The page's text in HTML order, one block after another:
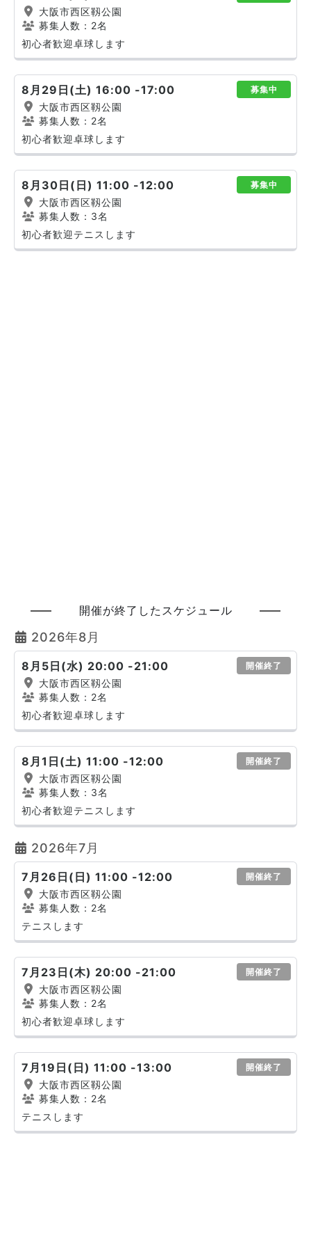
大阪市西区靱公園
募集人数：2名
初心者歓迎卓球します
8月29日(土) 16:00 -17:00 募集中
大阪市西区靱公園
募集人数：2名
初心者歓迎卓球します
8月30日(日) 11:00 -12:00 募集中
大阪市西区靱公園
募集人数：3名
初心者歓迎テニスします
開催が終了したスケジュール
2026年8月
8月5日(水) 20:00 -21:00 開催終了
大阪市西区靱公園
募集人数：2名
初心者歓迎卓球します
8月1日(土) 11:00 -12:00 開催終了
大阪市西区靱公園
募集人数：3名
初心者歓迎テニスします
2026年7月
7月26日(日) 11:00 -12:00 開催終了
大阪市西区靱公園
募集人数：2名
テニスします
7月23日(木) 20:00 -21:00 開催終了
大阪市西区靱公園
募集人数：2名
初心者歓迎卓球します
7月19日(日) 11:00 -13:00 開催終了
大阪市西区靱公園
募集人数：2名
テニスします